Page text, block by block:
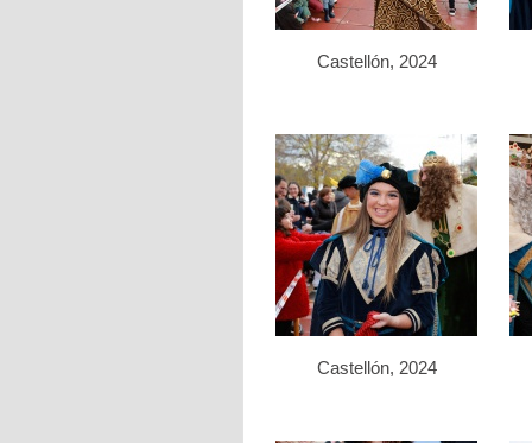
Castellón, 2024
Castellón, 2024